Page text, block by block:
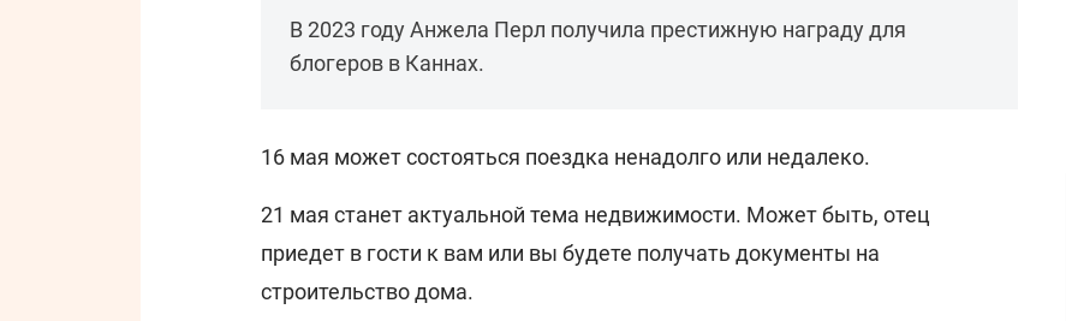
В 2023 году Анжела Перл получила престижную награду для
блогеров в Каннах.
16 мая может состояться поездка ненадолго или недалеко.
21 мая станет актуальной тема недвижимости. Может быть, отец
приедет в гости к вам или вы будете получать документы на
строительство дома.